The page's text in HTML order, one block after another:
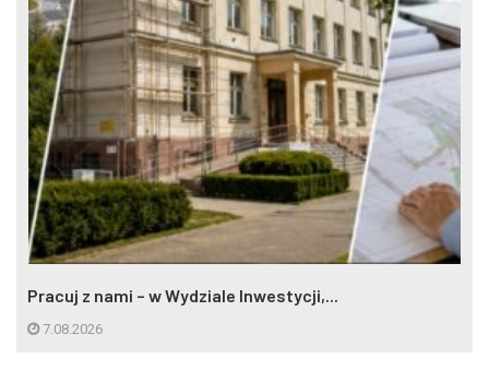
Pracuj z nami – w Wydziale Inwestycji,...
7.08.2026